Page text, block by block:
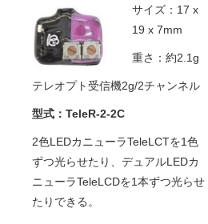
サイズ：17 x
19 x 7mm
重さ：約2.1g
テレオプト受信機2g/2チャンネル
型式：TeleR-2-2C
2色LEDカニューラTeleLCTを1色
ずつ光らせたり、デュアルLEDカ
ニューラTeleLCDを1本ずつ光らせ
たりできる。